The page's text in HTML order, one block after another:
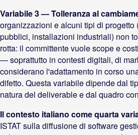
Variabile 3 — Tolleranza al
organizzazioni e alcuni tipi di progetto
pubblici, installazioni industriali) non
rotta: il committente vuole scope e
— soprattutto in contesti digitali, di
considerano l'adattamento in corso
difetto. Questa variabile dipende dal
natura del deliverable e dal quadro
Il contesto italiano come quarta
ISTAT sulla diffusione di software